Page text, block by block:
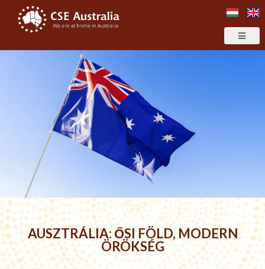
AUSZTRÁLIA: ŐSI FÖLD, MODERN
ÖRÖKSÉG